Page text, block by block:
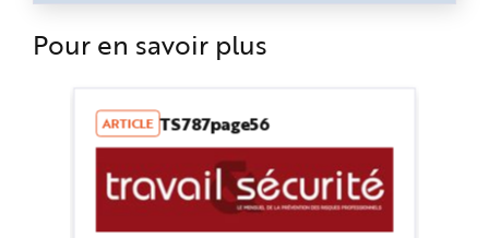
Pour en savoir plus
ARTICLE TS787page56